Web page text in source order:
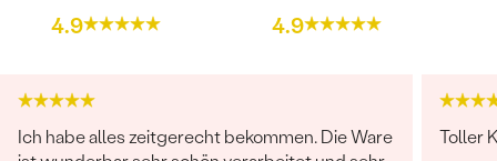
4.9 4.9
Ich habe alles zeitgerecht bekommen. Die Ware
Toller